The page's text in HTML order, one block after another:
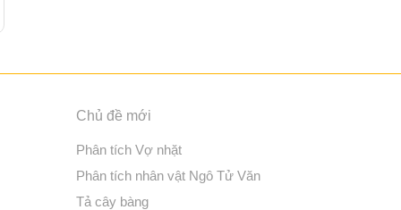
Chủ đề mới
Phân tích Vợ nhặt
Phân tích nhân vật Ngô Tử Văn
Tả cây bàng